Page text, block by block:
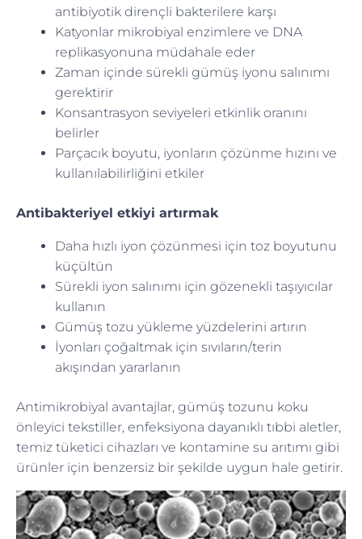
antibiyotik dirençli bakterilere karşı
Katyonlar mikrobiyal enzimlere ve DNA
replikasyonuna müdahale eder
Zaman içinde sürekli gümüş iyonu salınımı
gerektirir
Konsantrasyon seviyeleri etkinlik oranını
belirler
Parçacık boyutu, iyonların çözünme hızını ve
kullanılabilirliğini etkiler
Antibakteriyel etkiyi artırmak
Daha hızlı iyon çözünmesi için toz boyutunu
küçültün
Sürekli iyon salınımı için gözenekli taşıyıcılar
kullanın
Gümüş tozu yükleme yüzdelerini artırın
İyonları çoğaltmak için sıvıların/terin
akışından yararlanın
Antimikrobiyal avantajlar, gümüş tozunu koku
önleyici tekstiller, enfeksiyona dayanıklı tıbbi aletler,
temiz tüketici cihazları ve kontamine su arıtımı gibi
ürünler için benzersiz bir şekilde uygun hale getirir.